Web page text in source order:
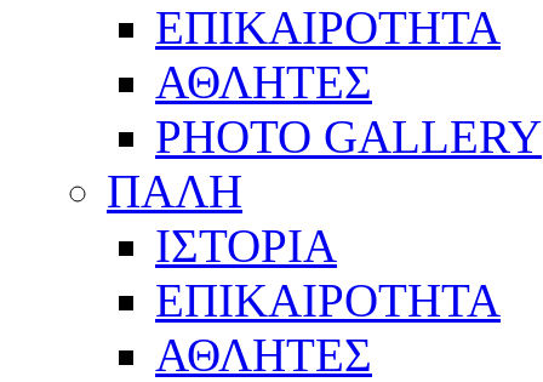
ΕΠΙΚΑΙΡΟΤΗΤΑ
ΑΘΛΗΤΕΣ
PHOTO GALLERY
ΠΑΛΗ
ΙΣΤΟΡΙΑ
ΕΠΙΚΑΙΡΟΤΗΤΑ
ΑΘΛΗΤΕΣ